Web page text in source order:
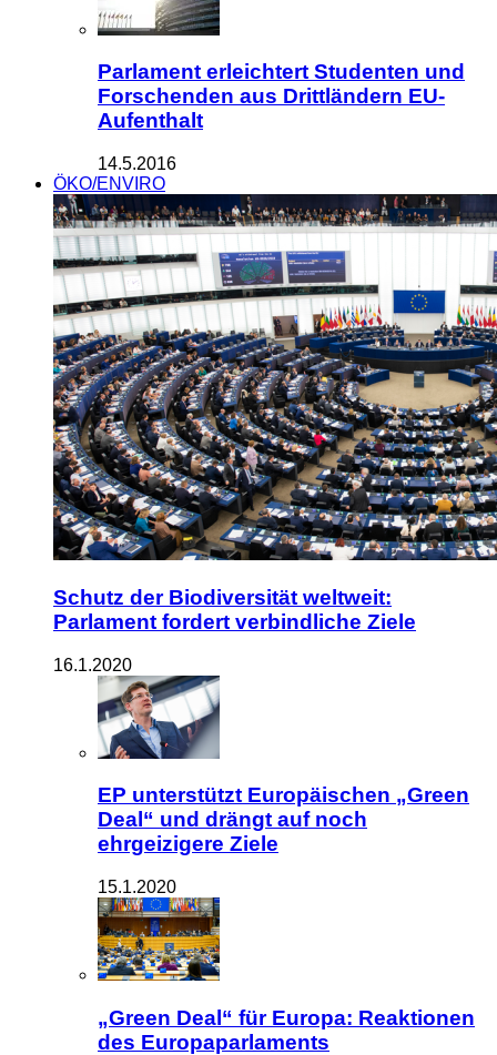
Parlament erleichtert Studenten und
Forschenden aus Drittländern EU-
Aufenthalt
14.5.2016
ÖKO/ENVIRO
Schutz der Biodiversität weltweit:
Parlament fordert verbindliche Ziele
16.1.2020
EP unterstützt Europäischen „Green
Deal“ und drängt auf noch
ehrgeizigere Ziele
15.1.2020
„Green Deal“ für Europa: Reaktionen
des Europaparlaments